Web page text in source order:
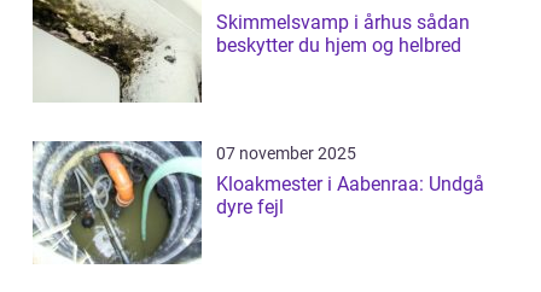
Skimmelsvamp i århus sådan
beskytter du hjem og helbred
07 november 2025
Kloakmester i Aabenraa: Undgå
dyre fejl